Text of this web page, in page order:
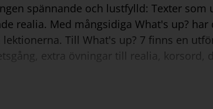
spännande och lustfylld: Texter
realia. Med mångsidiga What's up?
Till What's up? 7 finns en
extra övningar till realia, korsord,